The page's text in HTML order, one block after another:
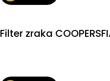
Filter zraka